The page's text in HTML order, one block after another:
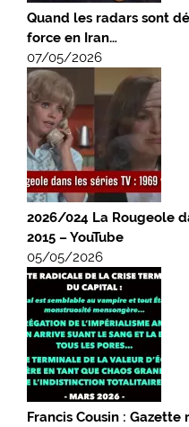
Quand les radars sont
force en Iran…
07/05/2026
2026/024 La Rougeole
2015 – YouTube
05/05/2026
Francis Cousin :